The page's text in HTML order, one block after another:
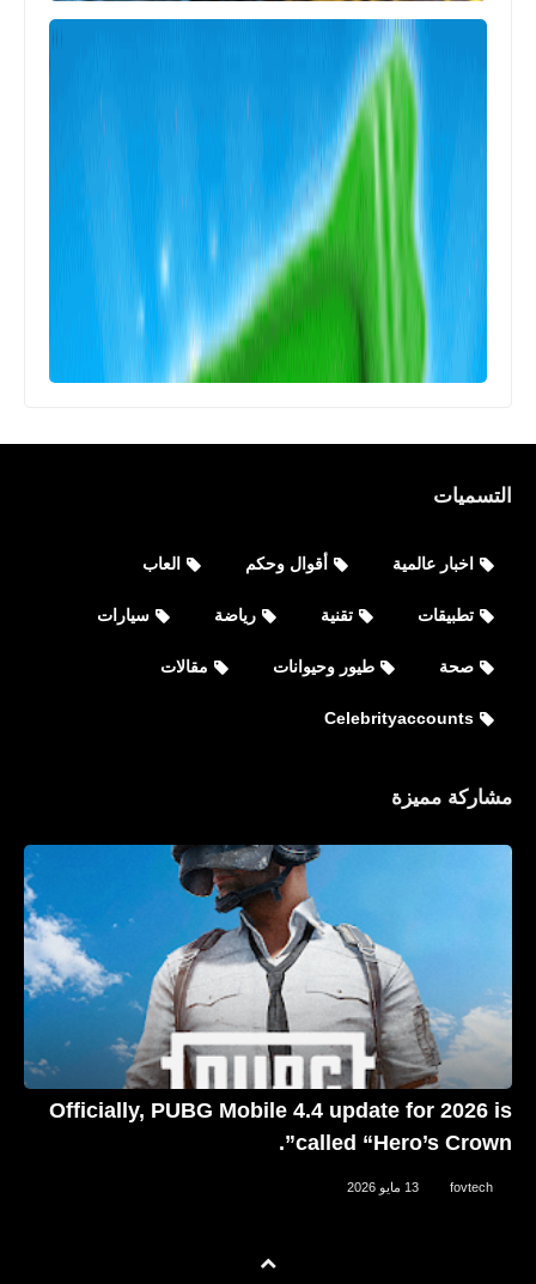
Strike Brutal - CS GO‏ للأندرويد
العاب
تحميل لعبة ShellFire MOBA شل فاير -
موبا للأيفون والأندرويد XAPK
العاب
التسميات
اخبار عالمية أقوال وحكم العاب
تطبيقات تقنية رياضة سيارات
صحة طيور وحيوانات مقالات
Celebrityaccounts
مشاركة مميزة
Officially, PUBG Mobile 4.4 update for 2026 is
called “Hero’s Crown”.
fovtech 13 مايو 2026